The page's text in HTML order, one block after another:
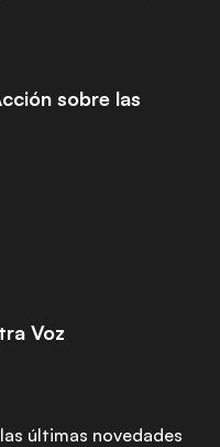
sobre las
Voz
últimas novedades